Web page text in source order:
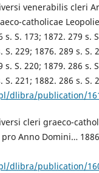
venerabilis cleri
catholicae
S. 173; 1872. 279 s.
S. 229; 1876. 289 s. S.
s. S. 220; 1879. 286 s.
S. 221; 1882. 286 s. S.
dlibra/publication/
cleri graeco-
Anno Domini…
dlibra/publication/